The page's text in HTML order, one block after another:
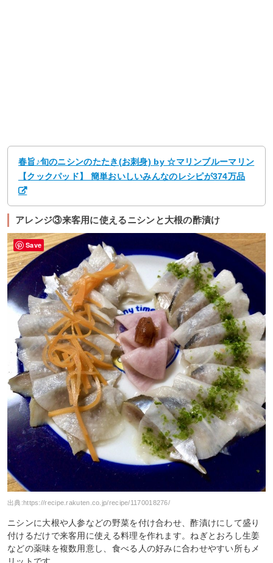
春旨♪旬のニシンのたたき(お刺身) by ☆マリンブルーマリン
【クックパッド】 簡単おいしいみんなのレシピが374万品
アレンジ③来客用に使えるニシンと大根の酢漬け
出典: https://recipe.rakuten.co.jp/recipe/1170018276/
ニシンに大根や人参などの野菜を付け合わせ、酢漬けにして盛り
付けるだけで来客用に使える料理を作れます。ねぎとおろし生姜
などの薬味を複数用意し、食べる人の好みに合わせやすい所もメ
Save